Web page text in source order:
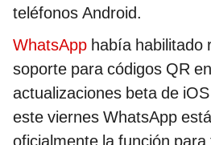
teléfonos Android.
WhatsApp había habilitado
soporte para códigos QR
actualizaciones beta de
este viernes WhatsApp